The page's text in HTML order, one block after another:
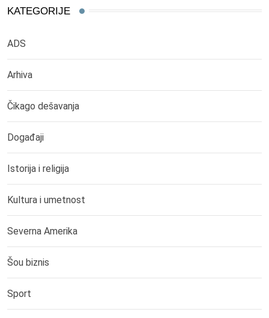
KATEGORIJE
ADS
Arhiva
Čikago dešavanja
Događaji
Istorija i religija
Kultura i umetnost
Severna Amerika
Šou biznis
Sport